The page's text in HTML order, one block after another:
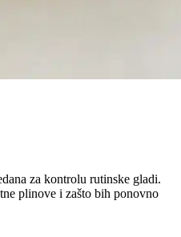
za kontrolu rutinske gladi.
plinove i zašto bih ponovno